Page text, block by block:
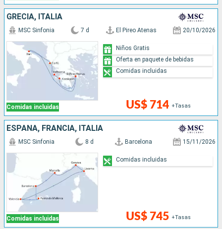
GRECIA, ITALIA
Comidas incluidas
MSC Sinfonia 7 d El Pireo Atenas 20/10/2026
US$ 714 +Tasas
Niños Gratis
Oferta en paquete de bebidas
Comidas incluidas
ESPAÑA, FRANCIA, ITALIA
Comidas incluidas
MSC Sinfonia 8 d Barcelona 15/11/2026
US$ 745 +Tasas
Comidas incluidas